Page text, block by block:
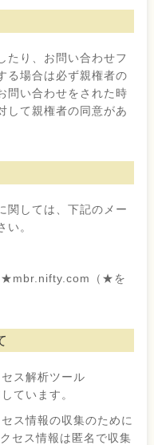
たり、お問い合わせフ
る場合は必ず親権者の
問い合わせをされた時
して親権者の同意があ
関しては、下記のメー
い。
（★を
ス解析ツール
ています。
ス情報の収集のために
セス情報は匿名で収集